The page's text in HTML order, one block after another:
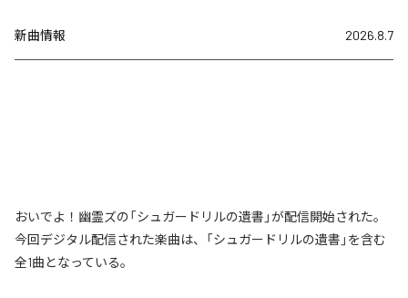
新曲情報 2026.8.7
おいでよ！幽霊ズの「シュガードリルの遺書」が配信開始された。
今回デジタル配信された楽曲は、「シュガードリルの遺書」を含む
全1曲となっている。